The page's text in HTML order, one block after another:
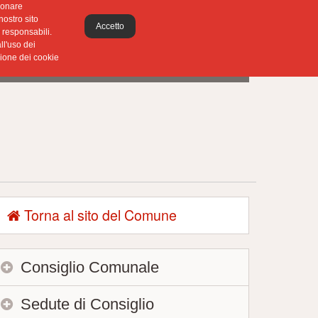
sito
responsabili.
dei
dei cookie
Accetto
Torna al sito del Comune
Consiglio Comunale
Sedute di Consiglio